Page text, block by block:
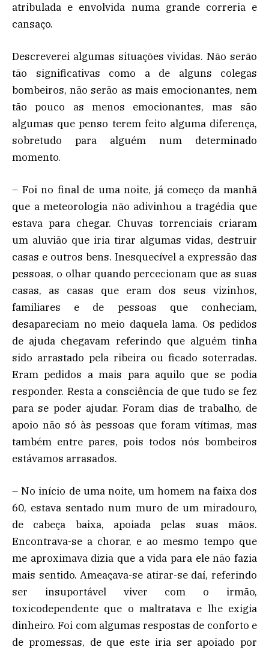
atribulada e envolvida numa grande correria e
cansaço.
Descreverei algumas situações vividas. Não serão
tão significativas como a de alguns colegas
bombeiros, não serão as mais emocionantes, nem
tão pouco as menos emocionantes, mas são
algumas que penso terem feito alguma diferença,
sobretudo para alguém num determinado
momento.
– Foi no final de uma noite, já começo da manhã
que a meteorologia não adivinhou a tragédia que
estava para chegar. Chuvas torrenciais criaram
um aluvião que iria tirar algumas vidas, destruir
casas e outros bens. Inesquecível a expressão das
pessoas, o olhar quando percecionam que as suas
casas, as casas que eram dos seus vizinhos,
familiares e de pessoas que conheciam,
desapareciam no meio daquela lama. Os pedidos
de ajuda chegavam referindo que alguém tinha
sido arrastado pela ribeira ou ficado soterradas.
Eram pedidos a mais para aquilo que se podia
responder. Resta a consciência de que tudo se fez
para se poder ajudar. Foram dias de trabalho, de
apoio não só às pessoas que foram vítimas, mas
também entre pares, pois todos nós bombeiros
estávamos arrasados.
– No início de uma noite, um homem na faixa dos
60, estava sentado num muro de um miradouro,
de cabeça baixa, apoiada pelas suas mãos.
Encontrava-se a chorar, e ao mesmo tempo que
me aproximava dizia que a vida para ele não fazia
mais sentido. Ameaçava-se atirar-se daí, referindo
ser insuportável viver com o irmão,
toxicodependente que o maltratava e lhe exigia
dinheiro. Foi com algumas respostas de conforto e
de promessas, de que este iria ser apoiado por